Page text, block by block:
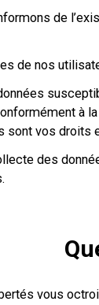
de
de nos
à
sont vos droits
des
vous